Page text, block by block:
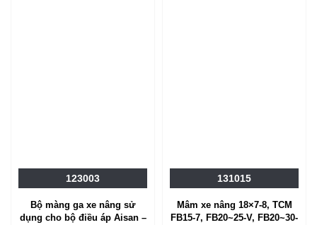
123003
Bộ màng ga xe nâng sử
dụng cho bộ điều áp Aisan –
131015
Mâm xe nâng 18×7-8, TCM
FB15-7, FB20~25-V, FB20~30-